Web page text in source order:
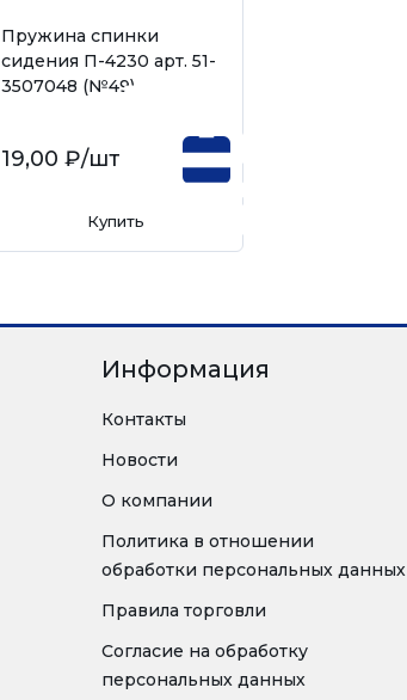
Пружина спинки
сидения П-4230 арт. 51-
3507048 (№49)
19,00 ₽/шт
Купить
Информация
Контакты
Новости
О компании
Политика в отношении
обработки персональных данных
Правила торговли
Согласие на обработку
персональных данных